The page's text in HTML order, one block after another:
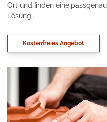
Ort und finden eine
Lösung...
Kostenfreies Angebot